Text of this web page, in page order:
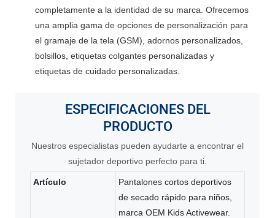
completamente a la identidad de su marca. Ofrecemos
una amplia gama de opciones de personalización para
el gramaje de la tela (GSM), adornos personalizados,
bolsillos, etiquetas colgantes personalizadas y
etiquetas de cuidado personalizadas.
ESPECIFICACIONESDEL
PRODUCTO
Nuestros especialistas pueden ayudarte a encontrar el
sujetador deportivo perfecto para ti.
Artículo
Pantalones cortos deportivos
de secado rápido para niños,
marca OEM Kids Activewear.